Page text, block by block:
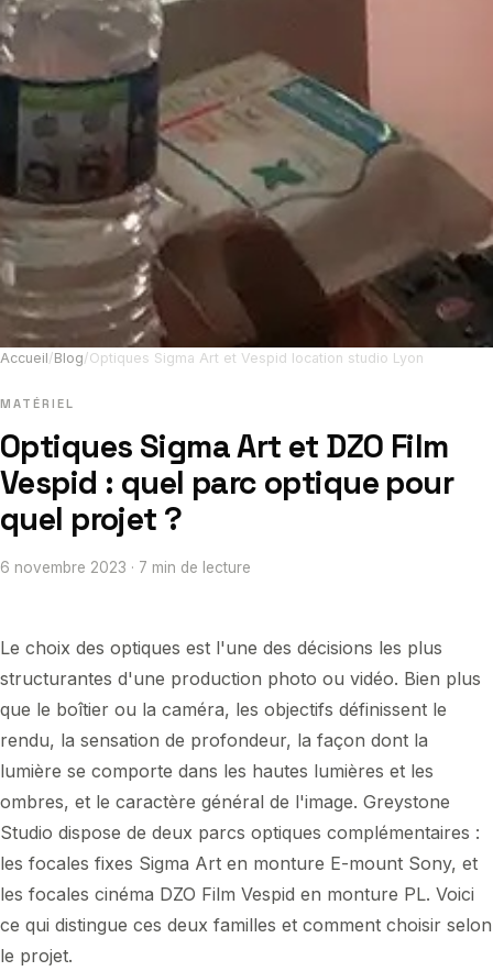
Accueil/Blog/Optiques Sigma Art et Vespid location studio Lyon
MATÉRIEL
Optiques Sigma Art et DZO Film
Vespid : quel parc optique pour
quel projet ?
6 novembre 2023 · 7 min de lecture
Le choix des optiques est l'une des décisions les plus
structurantes d'une production photo ou vidéo. Bien plus
que le boîtier ou la caméra, les objectifs définissent le
rendu, la sensation de profondeur, la façon dont la
lumière se comporte dans les hautes lumières et les
ombres, et le caractère général de l'image. Greystone
Studio dispose de deux parcs optiques complémentaires :
les focales fixes Sigma Art en monture E-mount Sony, et
les focales cinéma DZO Film Vespid en monture PL. Voici
ce qui distingue ces deux familles et comment choisir selon
le projet.